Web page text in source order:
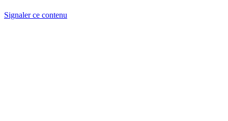
Signaler ce contenu